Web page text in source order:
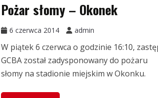
Pożar słomy – Okonek
6 czerwca 2014 admin
W piątek 6 czerwca o godzinie 16:10,
GCBA został zadysponowany do pożaru
słomy na stadionie miejskim w Okonku.